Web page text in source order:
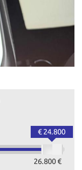
26.800 €
€ 24.800